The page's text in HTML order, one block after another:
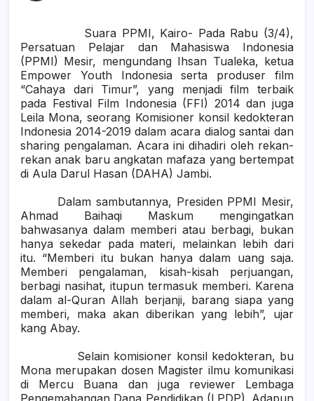
Suara PPMI, Kairo- Pada Rabu (3/4),
Persatuan Pelajar dan Mahasiswa Indonesia
(PPMI) Mesir, mengundang Ihsan Tualeka, ketua
Empower Youth Indonesia serta produser film
“Cahaya dari Timur”, yang menjadi film terbaik
pada Festival Film Indonesia (FFI) 2014 dan juga
Leila Mona, seorang Komisioner konsil kedokteran
Indonesia 2014-2019 dalam acara dialog santai dan
sharing pengalaman. Acara ini dihadiri oleh rekan-
rekan anak baru angkatan mafaza yang bertempat
di Aula Darul Hasan (DAHA) Jambi.
Dalam sambutannya, Presiden PPMI Mesir,
Ahmad Baihaqi Maskum mengingatkan
bahwasanya dalam memberi atau berbagi, bukan
hanya sekedar pada materi, melainkan lebih dari
itu. “Memberi itu bukan hanya dalam uang saja.
Memberi pengalaman, kisah-kisah perjuangan,
berbagi nasihat, itupun termasuk memberi. Karena
dalam al-Quran Allah berjanji, barang siapa yang
memberi, maka akan diberikan yang lebih”, ujar
kang Abay.
Selain komisioner konsil kedokteran, bu
Mona merupakan dosen Magister ilmu komunikasi
di Mercu Buana dan juga reviewer Lembaga
Pengemabangan Dana Pendidikan (LPDP). Adapun